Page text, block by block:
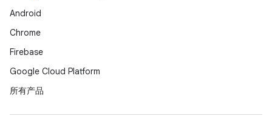
Android
Chrome
Firebase
Google Cloud Platform
所有产品